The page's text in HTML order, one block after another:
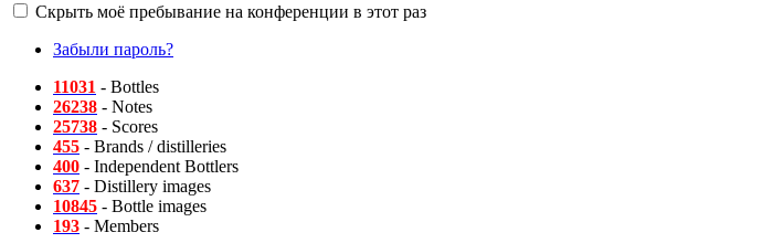
Скрыть моё пребывание на конференции в этот раз
Забыли пароль?
11031 - Bottles
26238 - Notes
25738 - Scores
455 - Brands / distilleries
400 - Independent Bottlers
637 - Distillery images
10845 - Bottle images
193 - Members